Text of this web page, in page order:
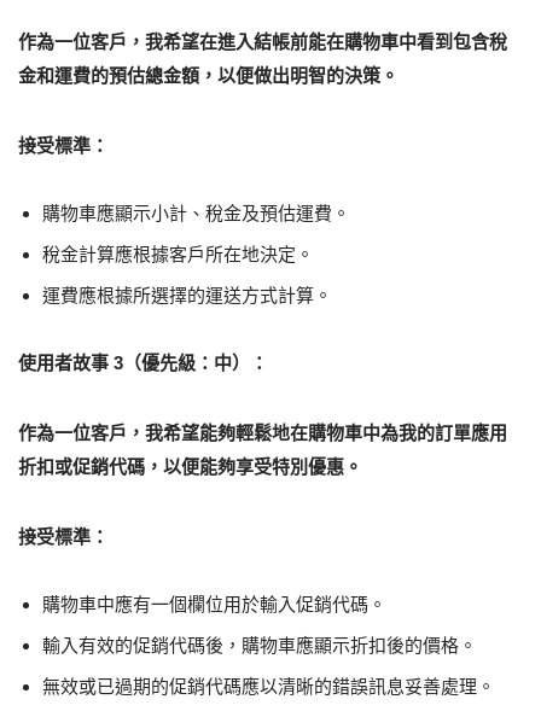
作為一位客戶，我希望在進入結帳前能在購物車中看到包含稅
金和運費的預估總金額，以便做出明智的決策。
接受標準：
購物車應顯示小計、稅金及預估運費。
稅金計算應根據客戶所在地決定。
運費應根據所選擇的運送方式計算。
使用者故事 3（優先級：中）：
作為一位客戶，我希望能夠輕鬆地在購物車中為我的訂單應用
折扣或促銷代碼，以便能夠享受特別優惠。
接受標準：
購物車中應有一個欄位用於輸入促銷代碼。
輸入有效的促銷代碼後，購物車應顯示折扣後的價格。
無效或已過期的促銷代碼應以清晰的錯誤訊息妥善處理。